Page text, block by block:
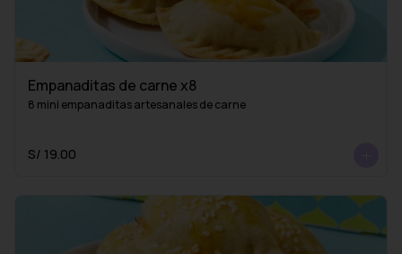
Empanaditas de carne x8
8 mini empanaditas artesanales de carne
S/ 19.00